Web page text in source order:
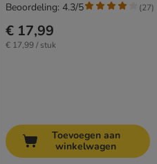
€ 17,99
€ 17,99 / stuk
Beoordeling: 4.3/5 (27)
Toevoegen aan
winkelwagen